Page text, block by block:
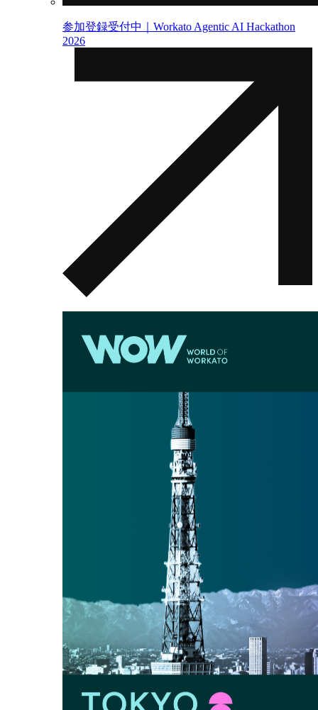
参加登録受付中｜Workato Agentic AI Hackathon
2026